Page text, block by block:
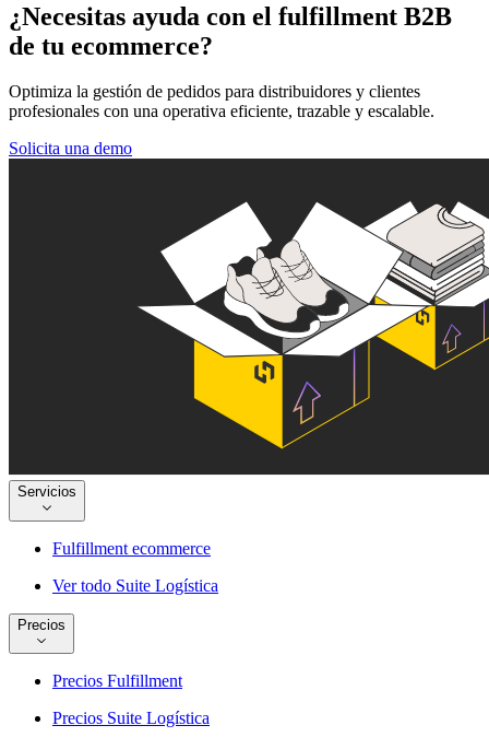
¿Necesitas ayuda con el fulfillment B2B
de tu ecommerce?
Optimiza la gestión de pedidos para distribuidores y clientes
profesionales con una operativa eficiente, trazable y escalable.
Solicita una demo
Servicios
Fulfillment ecommerce
Ver todo Suite Logística
Precios
Precios Fulfillment
Precios Suite Logística